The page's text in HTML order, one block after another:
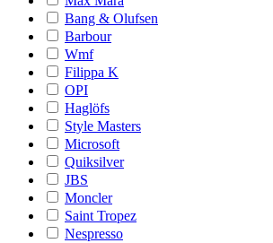
Bang & Olufsen
Barbour
Wmf
Filippa K
OPI
Haglöfs
Style Masters
Microsoft
Quiksilver
JBS
Moncler
Saint Tropez
Nespresso